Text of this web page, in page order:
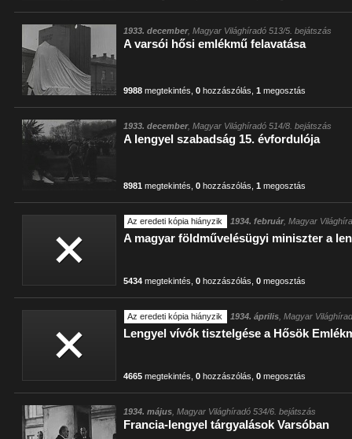
1933. december, Magyar Világhíradó 513/5. bejátszás
A varsói hősi emlékmű felavatása
9988 megtekintés ,0 hozzászólás ,1 megosztás
1933. december, Magyar Világhíradó 514/8. bejátszás
A lengyel szabadság 15. évfordulója
8981 megtekintés ,0 hozzászólás ,1 megosztás
Az eredeti kópia hiányzik 1934. február, Magyar
A magyar földművelésügyi miniszter a
5434 megtekintés ,0 hozzászólás ,0 megosztás
Az eredeti kópia hiányzik 1934. április , Magyar
Lengyel vívók tisztelgése a Hősök
4665 megtekintés ,0 hozzászólás ,0 megosztás
1934. május , Magyar Világhíradó 534/6. bejátszás
Francia-lengyel tárgyalások Varsóban